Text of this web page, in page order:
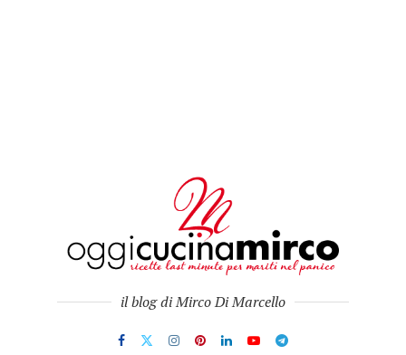
il blog di Mirco Di Marcello